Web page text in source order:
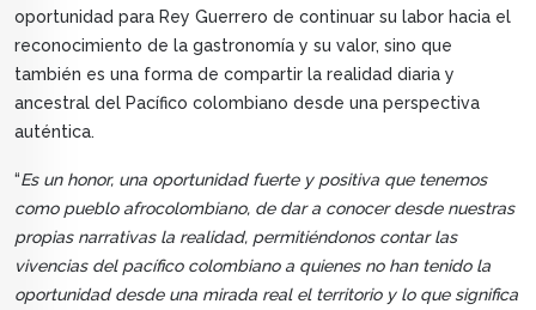
oportunidad para Rey Guerrero de continuar su labor hacia el
reconocimiento de la gastronomía y su valor, sino que
también es una forma de compartir la realidad diaria y
ancestral del Pacífico colombiano desde una perspectiva
auténtica.
“Es un honor, una oportunidad fuerte y positiva que tenemos
como pueblo afrocolombiano, de dar a conocer desde nuestras
propias narrativas la realidad, permitiéndonos contar las
vivencias del pacífico colombiano a quienes no han tenido la
oportunidad desde una mirada real el territorio y lo que significa